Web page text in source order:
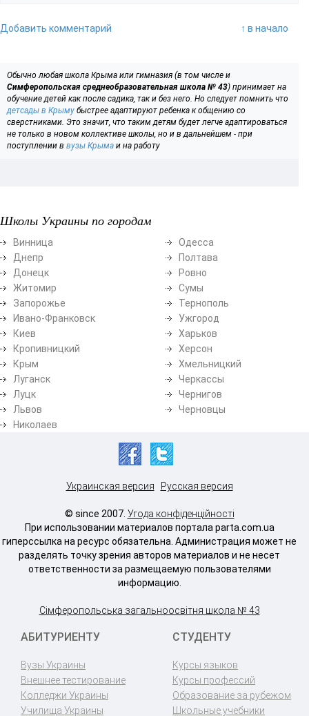
Добавить комментарий ↑ в начало
Обычно любая школа Крыма или гимназия (в том числе и
Симферопольская среднеобразовательная школа № 43) принимает на
обучение детей как после садика, так и без него. Но следует помнить что
детсады в Крыму быстрее адаптируют ребенка к общению со
сверстниками. Это значит, что таким детям будет легче адаптироваться
не только в новом коллективе школы, но и в дальнейшем - при
поступлении в вузы Крыма и на работу
Школы Украины по городам
Винница
Днепр
Донецк
Житомир
Запорожье
Ивано-Франковск
Киев
Кропивницкий
Крым
Луганск
Луцк
Львов
Николаев
Одесса
Полтава
Ровно
Сумы
Тернополь
Ужгород
Харьков
Херсон
Хмельницкий
Черкассы
Чернигов
Черновцы
Украинская версия Русская версия
© since 2007. Угода конфіденційності
При использовании материалов портала parta.com.ua
гиперссылка на ресурс обязательна. Администрация может не
разделять точку зрения авторов материалов и не несет
ответственности за размещаемую пользователями
информацию.
Сімферопольська загальноосвітня школа № 43
АБИТУРИЕНТУ
Вузы Украины
Внешнее тестирование
Колледжи Украины
Училища Украины
СТУДЕНТУ
Курсы языков
Курсы профессий
Образование за рубежом
Школьные учебники